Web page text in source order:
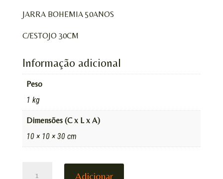
JARRA BOHEMIA 50ANOS
C/ESTOJO 30CM
Informação adicional
Peso
1 kg
Dimensões (C x L x A)
10 × 10 × 30 cm
Adicionar